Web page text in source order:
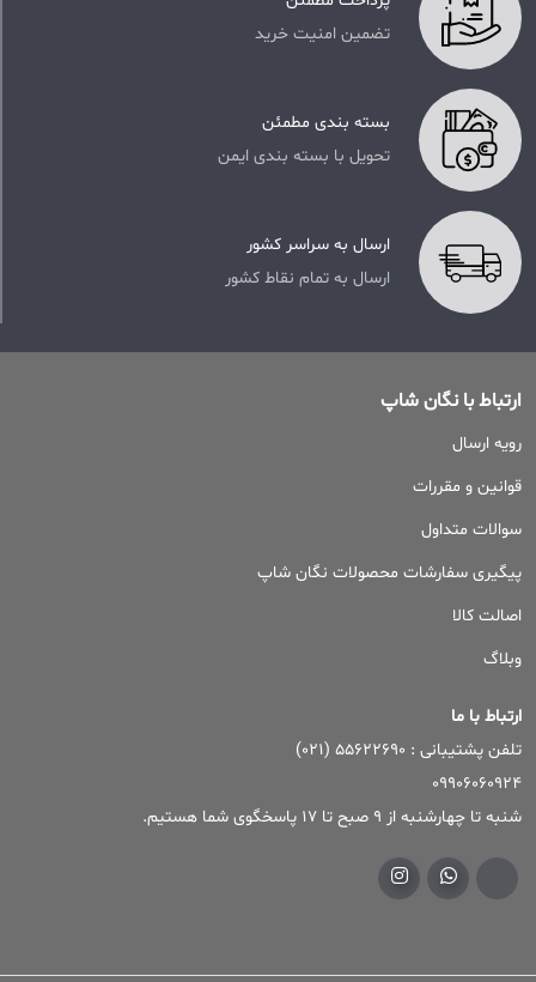
تضمین امنیت خرید
بسته بندی مطمئن
تحویل با بسته بندی ایمن
ارسال به سراسر کشور
ارسال به تمام نقاط کشور
ارتباط با نگان شاپ
رویه ارسال
قوانین و مقررات
سوالات متداول
پیگیری سفارشات محصولات نگان شاپ
اصالت کالا
وبلاگ
ارتباط با ما
تلفن پشتیبانی : ۵۵۶۲۲۶۹۰ (۰۲۱)
09906060924
شنبه تا چهارشنبه از 9 صبح تا 17 پاسخگوی شما هستیم.